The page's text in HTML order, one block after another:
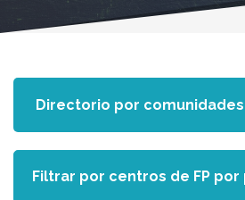
Filtrar por centros de FP por